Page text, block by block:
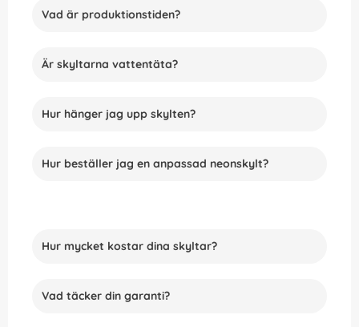
Vad är produktionstiden?
Är skyltarna vattentäta?
Hur hänger jag upp skylten?
Hur beställer jag en anpassad neonskylt?
Hur mycket kostar dina skyltar?
Vad täcker din garanti?